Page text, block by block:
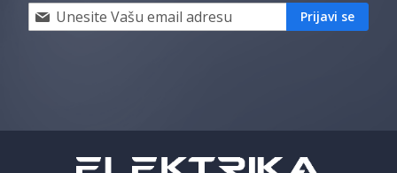
Prijavi
se
akcije
Prijavi se